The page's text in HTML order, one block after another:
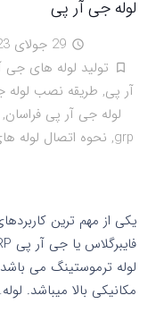
لوله جی آر پی
access_time 29 جولای 2023
turned_in_not تولید لوله های جی
آر پی, طریقه نصب لوله
لوله جی آر پی فراسان,
grp
, نحوه اتصال لوله
یکی از مهم ترین
لوله ترموستینگ می
مکانیکی بالا میباشد.